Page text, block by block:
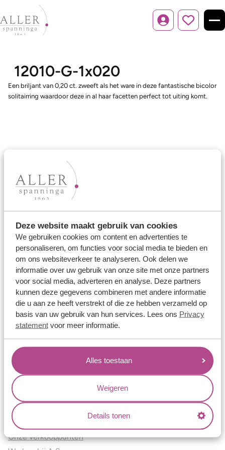
Deze website maakt gebruik van cookies
We gebruiken cookies om content en advertenties te
personaliseren, om functies voor social media te bieden en
om ons websiteverkeer te analyseren. Ook delen we
informatie over uw gebruik van onze site met onze partners
voor social media, adverteren en analyse. Deze partners
kunnen deze gegevens combineren met andere informatie
die u aan ze heeft verstrekt of die ze hebben verzameld op
basis van uw gebruik van hun services. Lees ons Privacy
statementvoor meer informatie.
Alles toestaan
Weigeren
Details tonen
Inloggen
12010-G-1x020
Een briljant van 0,20 ct. zweeft als het ware in deze fantastische bicolor
solitairring waardoor deze in al haar facetten perfect tot uiting komt.
Ons aanbod
Trouwringen
Memoireringen
Verlovingsringen
Vriendschapsringen
Over ons
Aller Spanninga
Historie
Certificaten
Blogs
Jouw voordelen
Conflictvrije Materialen
Oneindig veel mogelijkheden
Kwaliteit
Juweliers & Contact
Onze verkooppunten